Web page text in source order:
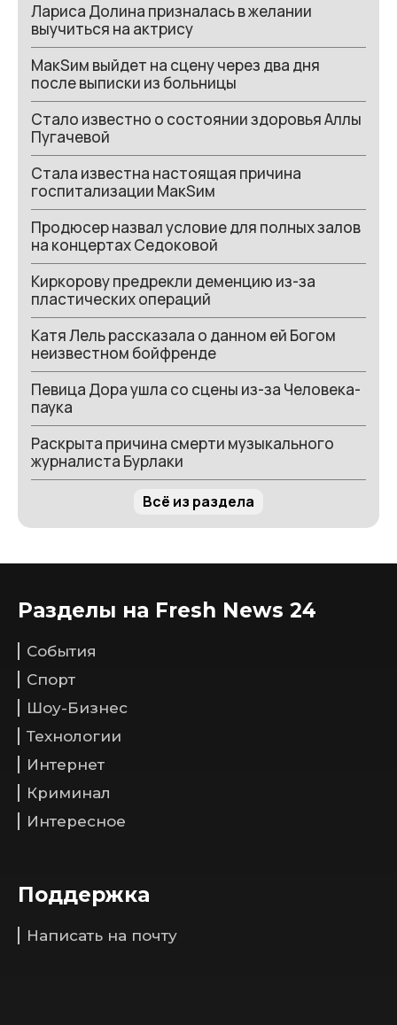
Лариса Долина призналась в желании
выучиться на актрису
МакSим выйдет на сцену через два дня
после выписки из больницы
Стало известно о состоянии здоровья Аллы
Пугачевой
Стала известна настоящая причина
госпитализации МакSим
Продюсер назвал условие для полных залов
на концертах Седоковой
Киркорову предрекли деменцию из-за
пластических операций
Катя Лель рассказала о данном ей Богом
неизвестном бойфренде
Певица Дора ушла со сцены из-за Человека-
паука
Раскрыта причина смерти музыкального
журналиста Бурлаки
Всё из раздела
Разделы на Fresh News 24
События
Спорт
Шоу-Бизнес
Технологии
Интернет
Криминал
Интересное
Поддержка
Написать на почту